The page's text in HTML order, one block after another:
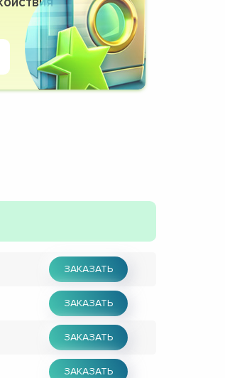
ЗАКАЗАТЬ
ЗАКАЗАТЬ
ЗАКАЗАТЬ
ЗАКАЗАТЬ